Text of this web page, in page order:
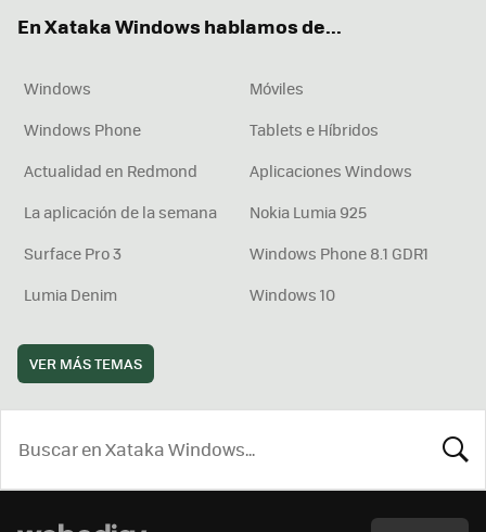
En Xataka Windows hablamos de...
Windows
Móviles
Windows Phone
Tablets e Híbridos
Actualidad en Redmond
Aplicaciones Windows
La aplicación de la semana
Nokia Lumia 925
Surface Pro 3
Windows Phone 8.1 GDR1
Lumia Denim
Windows 10
VER MÁS TEMAS